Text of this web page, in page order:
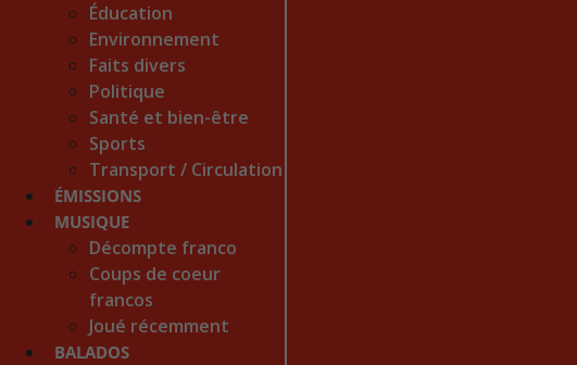
Éducation
Environnement
Faits divers
Politique
Santé et bien-être
Sports
Transport / Circulation
ÉMISSIONS
MUSIQUE
Décompte franco
Coups de coeur
francos
Joué récemment
BALADOS